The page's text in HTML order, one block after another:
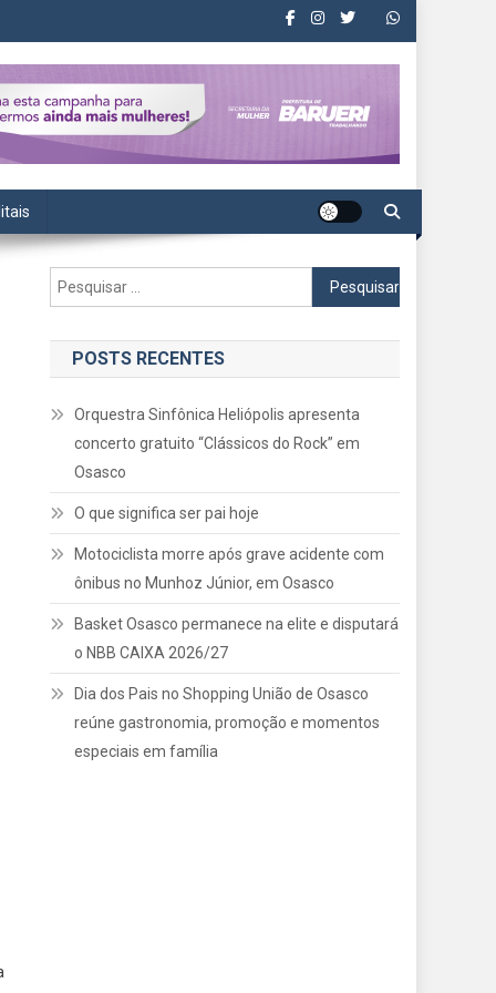
Pesquisar
por:
POSTS RECENTES
Orquestra Sinfônica Heliópolis apresenta
concerto gratuito “Clássicos do Rock” em
Osasco
O que significa ser pai hoje
Motociclista morre após grave acidente com
ônibus no Munhoz Júnior, em Osasco
Basket Osasco permanece na elite e disputará
o NBB CAIXA 2026/27
Dia dos Pais no Shopping União de Osasco
reúne gastronomia, promoção e momentos
especiais em família